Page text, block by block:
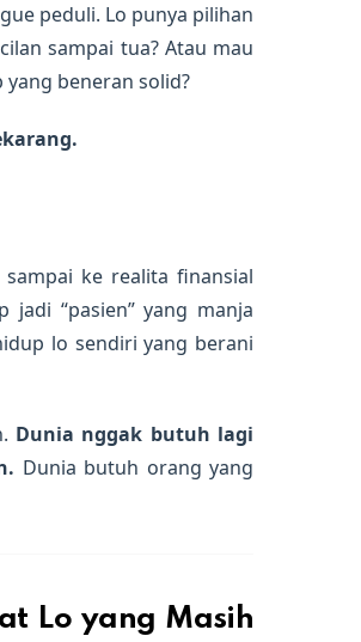
peduli. Lo punya pilihan
sampai tua? Atau mau
beneran solid?
ke realita finansial
“pasien” yang manja
lo sendiri yang berani
Dunia nggak butuh lagi
Dunia butuh orang yang
Lo yang Masih